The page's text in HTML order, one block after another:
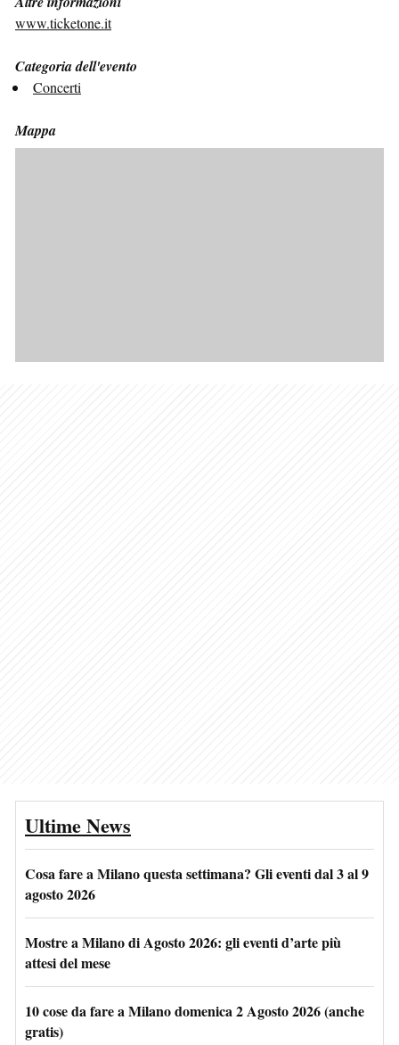
www.ticketone.it
Categoria dell'evento
Concerti
Mappa
Ultime News
Cosa fare a Milano questa settimana? Gli eventi dal 3 al 9
agosto 2026
Mostre a Milano di Agosto 2026: gli eventi d’arte più
attesi del mese
10 cose da fare a Milano domenica 2 Agosto 2026 (anche
gratis)